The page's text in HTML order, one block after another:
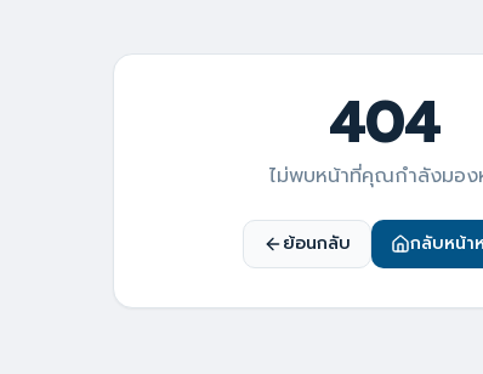
404
ไม่พบหน้าที่คุณกำลังมอง
ย้อนกลับ กลับหน้า